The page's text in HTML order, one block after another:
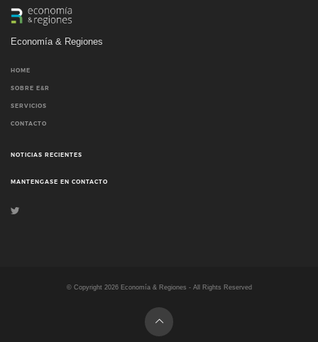
Economía & Regiones
HOME
SOBRE E&R
SERVICIOS
CONTACTO
NOTICIAS RECIENTES
MANTENGASE EN CONTACTO
© Copyright 2026Economía & Regiones - All Rights Reserved